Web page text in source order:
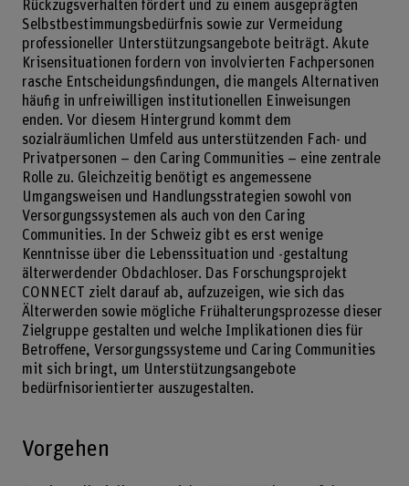
Rückzugsverhalten fördert und zu einem ausgeprägten
Selbstbestimmungsbedürfnis sowie zur Vermeidung
professioneller Unterstützungsangebote beiträgt. Akute
Krisensituationen fordern von involvierten Fachpersonen
rasche Entscheidungsfindungen, die mangels Alternativen
häufig in unfreiwilligen institutionellen Einweisungen
enden. Vor diesem Hintergrund kommt dem
sozialräumlichen Umfeld aus unterstützenden Fach- und
Privatpersonen – den Caring Communities – eine zentrale
Rolle zu. Gleichzeitig benötigt es angemessene
Umgangsweisen und Handlungsstrategien sowohl von
Versorgungssystemen als auch von den Caring
Communities. In der Schweiz gibt es erst wenige
Kenntnisse über die Lebenssituation und -gestaltung
älterwerdender Obdachloser. Das Forschungsprojekt
CONNECT zielt darauf ab, aufzuzeigen, wie sich das
Älterwerden sowie mögliche Frühalterungsprozesse dieser
Zielgruppe gestalten und welche Implikationen dies für
Betroffene, Versorgungssysteme und Caring Communities
mit sich bringt, um Unterstützungsangebote
bedürfnisorientierter auszugestalten.
Vorgehen